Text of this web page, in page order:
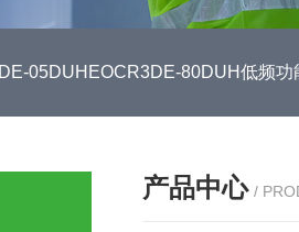
05DUHEOCR3DE-80DUH低频功
产品中心 /